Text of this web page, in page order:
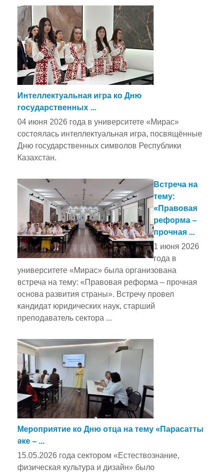
Интеллектуальная игра ко Дню
государственных ...
04 июня 2026 года в университете «Мирас»
состоялась интеллектуальная игра, посвящённые
Дню государственных символов Республики
Казахстан.
Встреча на
тему:
«Правовая
реформа –
прочная ...
1 июня 2026
года в
университете «Мирас» была организована
встреча на тему: «Правовая реформа – прочная
основа развития страны». Встречу провел
кандидат юридических наук, старший
преподаватель сектора ...
Мероприятие ко Дню отца на тему «Парасатты
әке – ...
15.05.2026 года сектором «Естествознание,
физическая культура и дизайн» было